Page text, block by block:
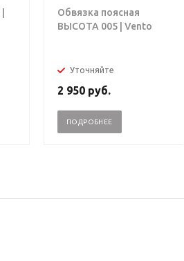
Обвязка поясная
ВЫСОТА 005 | Vento
Уточняйте
2 950 руб.
ПОДРОБНЕЕ